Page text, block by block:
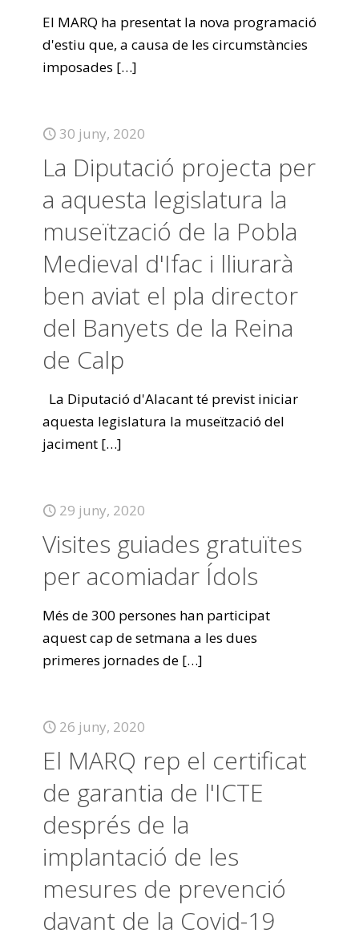
El MARQ ha presentat la nova programació
d'estiu que, a causa de les circumstàncies
imposades […]
30 juny, 2020
La Diputació projecta per
a aquesta legislatura la
museïtzació de la Pobla
Medieval d'Ifac i lliurarà
ben aviat el pla director
del Banyets de la Reina
de Calp
La Diputació d'Alacant té previst iniciar
aquesta legislatura la museïtzació del
jaciment […]
29 juny, 2020
Visites guiades gratuïtes
per acomiadar Ídols
Més de 300 persones han participat
aquest cap de setmana a les dues
primeres jornades de […]
26 juny, 2020
El MARQ rep el certificat
de garantia de l'ICTE
després de la
implantació de les
mesures de prevenció
davant de la Covid-19